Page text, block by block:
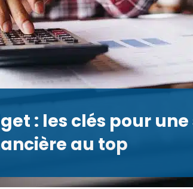
: les clés pour
au top